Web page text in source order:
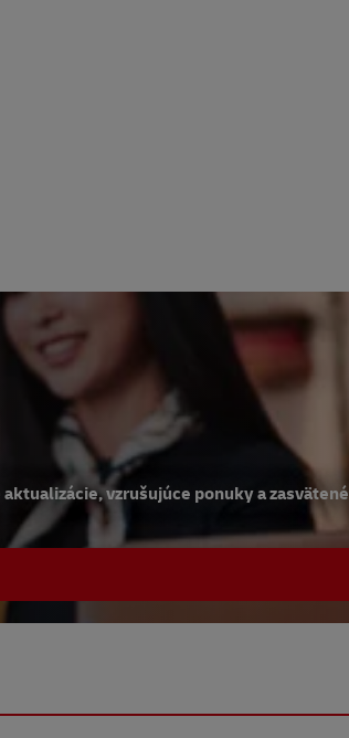
vzrušujúce ponuky a zasvätené